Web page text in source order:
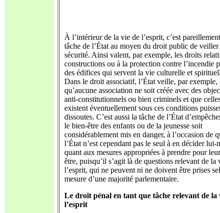
À l’intérieur de la vie de l’esprit, c’est
tâche de l’État au moyen du droit public de veiller
sécurité. Ainsi valent, par exemple, les droits
constructions ou à la protection contre l’incendie
des édifices qui servent la vie culturelle et
Dans le droit associatif, l’État veille, par exemple,
qu’aucune association ne soit créée avec des
anti-constitutionnels ou bien criminels et que
existent éventuellement sous ces conditions
dissoutes. C’est aussi la tâche de l’État
le bien-être des enfants ou de la jeunesse soit
considérablement mis en danger, à l’occasion de
l’État n’est cependant pas le seul à en décider lui-
quant aux mesures appropriées à prendre pour
être, puisqu’il s’agit là de questions relevant de la
l’esprit, qui ne peuvent ni ne doivent être prises
mesure d’une majorité parlementaire.
Le droit pénal en tant que tâche relevant de la
l’esprit